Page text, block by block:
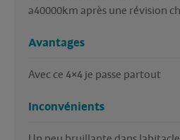
Avantages
Avec ce 4×4 je passe partout
Inconvénients